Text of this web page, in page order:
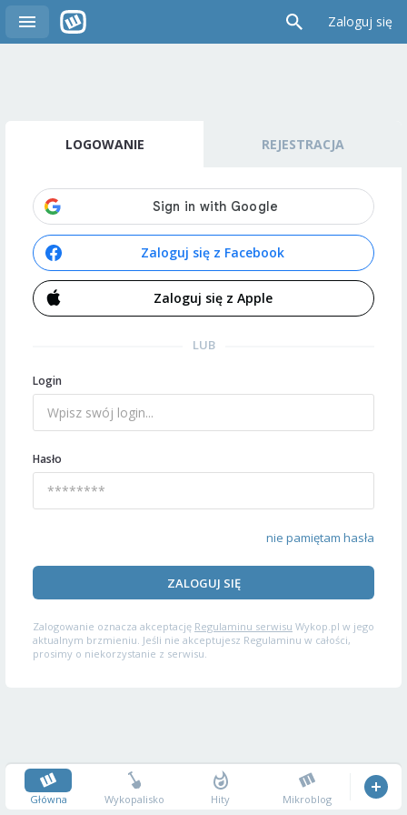
Zaloguj się
LOGOWANIE REJESTRACJA
Zaloguj się z Facebook
Zaloguj się z Apple
LUB
Login
Hasło
nie pamiętam hasła
ZALOGUJ SIĘ
Zalogowanie oznacza akceptację Regulaminu serwisu Wykop.pl w jego
aktualnym brzmieniu. Jeśli nie akceptujesz Regulaminu w całości,
prosimy o niekorzystanie z serwisu.
Główna Wykopalisko Hity Mikroblog